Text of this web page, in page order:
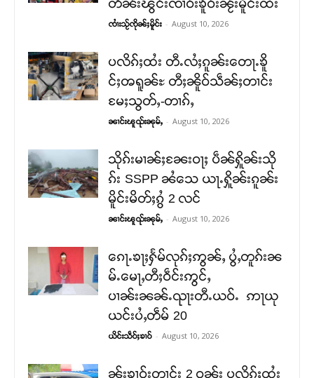
တႅၼ်းၽွင်းၸၢဝ်းၶိူဝ်းၼႂ်းမိူင်းထႆး
ၸၢႆးသႂ်ၸိုၼ်ႈမိူင်း - August 10, 2026
ပလိၵ်ႈထႆး တီႉလႆႈၵူၼ်းတေႃႉၶိူ
င်ႈၻရူၼ်ႊ တီႈၼိူဝ်သဵၼ်ႈတၢင်း
မႄႈသွတ်ႇ-တၢၵ်ႇ
ၼၢင်းၽူၺ်းၼုမ်ႇ - August 10, 2026
သိုၵ်းမၢၼ်ႈၼႄးဝႃႈ ပဵၼ်ႁိူၼ်းသို
ၵ်း SSPP ၼႆသေ ယႃႉႁိူၼ်းၵူၼ်း
မိူင်းမိတ်ႈၵွႆ 2 လင်
ၼၢင်းၽူၺ်းၼုမ်ႇ - August 10, 2026
ၵေႃႉၶႃႈႁႅမ်လုၵ်ႈဢွၼ်ႇ ပွႆႇတူၵ်းၼ
မ်ႉမေႃႇတီႈဝဵင်းဢွင်ႇ
ပၢၼ်းၼၼ်ႉၺႃးတီႉယဝ်ႉ ဢႃယု
ယင်းပႆႇတဵမ် 20
ယိင်းသဵဝ်ႈၶၢဝ် - August 10, 2026
ၼႂ်းၶၢဝ်းတၢင်း 2 ဝၼ်း ပလိၵ်ႈထႆး